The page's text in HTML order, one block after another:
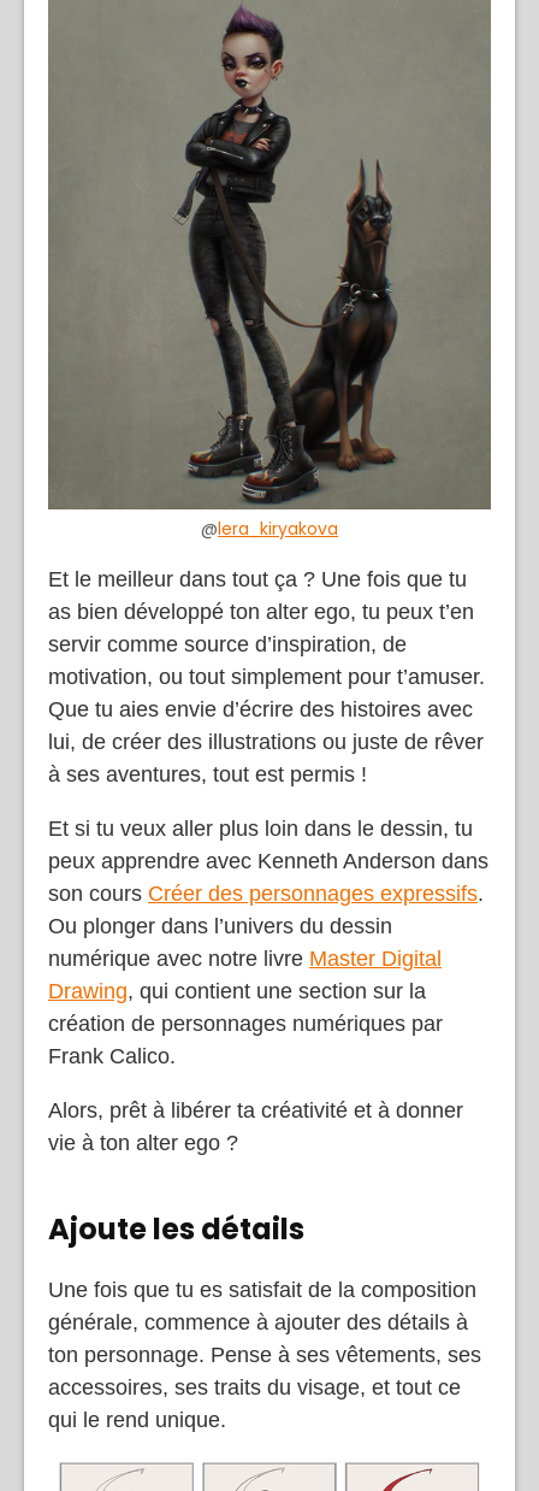
@lera_kiryakova
Et le meilleur dans tout ça ? Une fois que tu
as bien développé ton alter ego, tu peux t’en
servir comme source d’inspiration, de
motivation, ou tout simplement pour t’amuser.
Que tu aies envie d’écrire des histoires avec
lui, de créer des illustrations ou juste de rêver
à ses aventures, tout est permis !
Et si tu veux aller plus loin dans le dessin, tu
peux apprendre avec Kenneth Anderson dans
son cours Créer des personnages expressifs.
Ou plonger dans l’univers du dessin
numérique avec notre livre Master Digital
Drawing, qui contient une section sur la
création de personnages numériques par
Frank Calico.
Alors, prêt à libérer ta créativité et à donner
vie à ton alter ego ?
Ajoute les détails
Une fois que tu es satisfait de la composition
générale, commence à ajouter des détails à
ton personnage. Pense à ses vêtements, ses
accessoires, ses traits du visage, et tout ce
qui le rend unique.